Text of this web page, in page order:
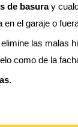
de basuray
en el garaje o
las malas
como de la
.